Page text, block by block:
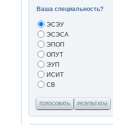
Ваша специальность?
ЭСЭУ
ЭСЭСА
ЭПОП
ОПУТ
ЭУП
ИСИТ
СВ
ГОЛОСОВАТЬ РЕЗУЛЬТАТЫ